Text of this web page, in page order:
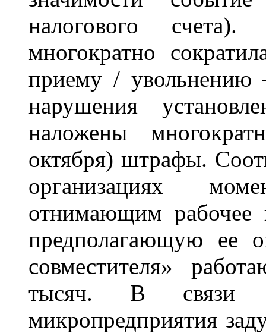
налогового
многократно
приему /
нарушения
наложены
октября) штрафы.
организациях
отнимающим рабочее
предполагающую ее
совместителя»
тысяч. В связи с
микропредприятия